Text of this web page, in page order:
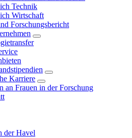
Technik
Wirtschaft
Forschungsbericht
Karriere
an Frauen in der Forschung
der Havel